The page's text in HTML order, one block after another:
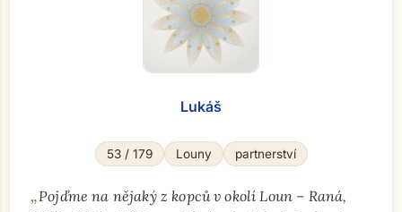
Lukáš
53 / 179 Louny partnerství
„Pojďme na nějaký z kopců v okolí Loun – Raná,